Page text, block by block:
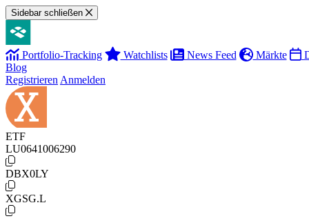
Sidebar schließen
Portfolio-Tracking Watchlists News Feed Märkte
Blog
Registrieren Anmelden
ETF
LU0641006290
DBX0LY
XGSG.L